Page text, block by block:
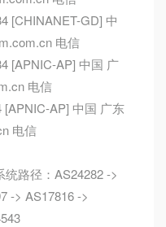
[CHINANET-GD] 中
电信
[APNIC-AP] 中国 广
电信
[APNIC-AP] 中国 广东
电信
路径：AS24282 ->
-> AS17816 ->